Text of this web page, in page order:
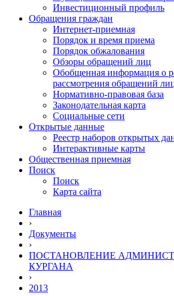
Инвестиционный профиль
Обращения граждан
Интернет-приемная
Порядок и время приема
Порядок обжалования
Обзоры обращений лиц
Обобщенная информация о
рассмотрения обращений
Нормативно-правовая база
Законодательная карта
Социальные сети
Открытые данные
Реестр наборов открытых
Интерактивные карты
Общественная приемная
Поиск
Поиск
Карта сайта
Главная
›
Документы
›
ПОСТАНОВЛЕНИЕ
КУРГАНА
›
2013